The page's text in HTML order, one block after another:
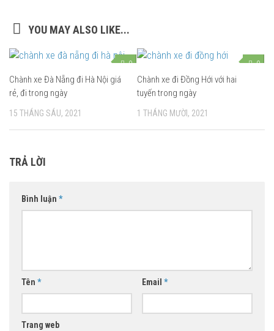
YOU MAY ALSO LIKE...
0
Chành xe Đà Nẵng đi Hà Nội giá
rẻ, đi trong ngày
15 THÁNG SÁU, 2021
0
Chành xe đi Đồng Hới với hai
tuyến trong ngày
1 THÁNG MƯỜI, 2021
TRẢ LỜI
Bình luận *
Tên * Email *
Trang web